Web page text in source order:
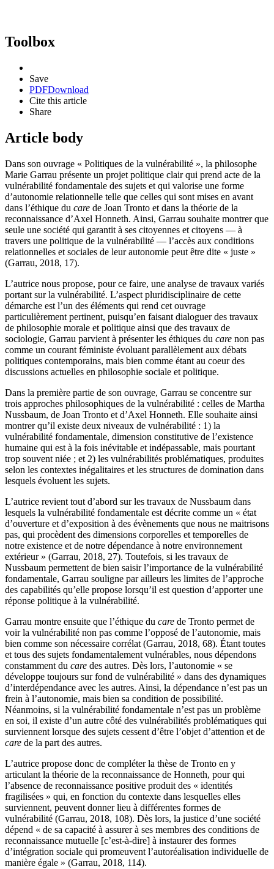
Toolbox
Save
PDFDownload
Cite this article
Share
Article body
Dans son ouvrage « Politiques de la vulnérabilité », la philosophe
Marie Garrau présente un projet politique clair qui prend acte de la
vulnérabilité fondamentale des sujets et qui valorise une forme
d’autonomie relationnelle telle que celles qui sont mises en avant
dans l’éthique du care de Joan Tronto et dans la théorie de la
reconnaissance d’Axel Honneth. Ainsi, Garrau souhaite montrer que
seule une société qui garantit à ses citoyennes et citoyens — à
travers une politique de la vulnérabilité — l’accès aux conditions
relationnelles et sociales de leur autonomie peut être dite « juste »
(Garrau, 2018, 17).
L’autrice nous propose, pour ce faire, une analyse de travaux variés
portant sur la vulnérabilité. L’aspect pluridisciplinaire de cette
démarche est l’un des éléments qui rend cet ouvrage
particulièrement pertinent, puisqu’en faisant dialoguer des travaux
de philosophie morale et politique ainsi que des travaux de
sociologie, Garrau parvient à présenter les éthiques du care non pas
comme un courant féministe évoluant parallèlement aux débats
politiques contemporains, mais bien comme étant au coeur des
discussions actuelles en philosophie sociale et politique.
Dans la première partie de son ouvrage, Garrau se concentre sur
trois approches philosophiques de la vulnérabilité : celles de Martha
Nussbaum, de Joan Tronto et d’Axel Honneth. Elle souhaite ainsi
montrer qu’il existe deux niveaux de vulnérabilité : 1) la
vulnérabilité fondamentale, dimension constitutive de l’existence
humaine qui est à la fois inévitable et indépassable, mais pourtant
trop souvent niée ; et 2) les vulnérabilités problématiques, produites
selon les contextes inégalitaires et les structures de domination dans
lesquels évoluent les sujets.
L’autrice revient tout d’abord sur les travaux de Nussbaum dans
lesquels la vulnérabilité fondamentale est décrite comme un « état
d’ouverture et d’exposition à des évènements que nous ne maitrisons
pas, qui procèdent des dimensions corporelles et temporelles de
notre existence et de notre dépendance à notre environnement
extérieur » (Garrau, 2018, 27). Toutefois, si les travaux de
Nussbaum permettent de bien saisir l’importance de la vulnérabilité
fondamentale, Garrau souligne par ailleurs les limites de l’approche
des capabilités qu’elle propose lorsqu’il est question d’apporter une
réponse politique à la vulnérabilité.
Garrau montre ensuite que l’éthique du care de Tronto permet de
voir la vulnérabilité non pas comme l’opposé de l’autonomie, mais
bien comme son nécessaire corrélat (Garrau, 2018, 68). Étant toutes
et tous des sujets fondamentalement vulnérables, nous dépendons
constamment du care des autres. Dès lors, l’autonomie « se
développe toujours sur fond de vulnérabilité » dans des dynamiques
d’interdépendance avec les autres. Ainsi, la dépendance n’est pas un
frein à l’autonomie, mais bien sa condition de possibilité.
Néanmoins, si la vulnérabilité fondamentale n’est pas un problème
en soi, il existe d’un autre côté des vulnérabilités problématiques qui
surviennent lorsque des sujets cessent d’être l’objet d’attention et de
care de la part des autres.
L’autrice propose donc de compléter la thèse de Tronto en y
articulant la théorie de la reconnaissance de Honneth, pour qui
l’absence de reconnaissance positive produit des « identités
fragilisées » qui, en fonction du contexte dans lesquelles elles
surviennent, peuvent donner lieu à différentes formes de
vulnérabilité (Garrau, 2018, 108). Dès lors, la justice d’une société
dépend « de sa capacité à assurer à ses membres des conditions de
reconnaissance mutuelle [c’est-à-dire] à instaurer des formes
d’intégration sociale qui promeuvent l’autoréalisation individuelle de
manière égale » (Garrau, 2018, 114).